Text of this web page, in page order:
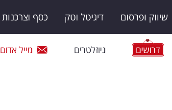
שיווק ופרסום דיגיטל וטק כסף וצרכנות
דרושים ניוזלטרים מייל אדום